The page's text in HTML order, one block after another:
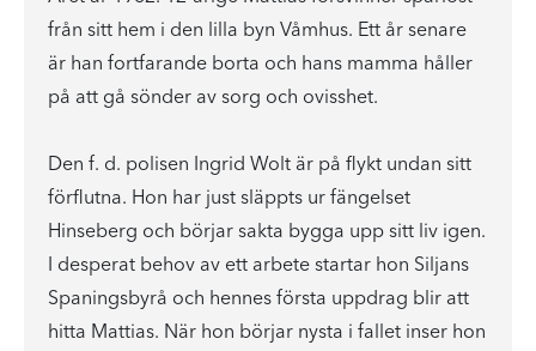
från sitt hem i den lilla byn Våmhus. Ett år senare
är han fortfarande borta och hans mamma håller
på att gå sönder av sorg och ovisshet.
Den f. d. polisen Ingrid Wolt är på flykt undan sitt
förflutna. Hon har just släppts ur fängelset
Hinseberg och börjar sakta bygga upp sitt liv igen.
I desperat behov av ett arbete startar hon Siljans
Spaningsbyrå och hennes första uppdrag blir att
hitta Mattias. När hon börjar nysta i fallet inser hon